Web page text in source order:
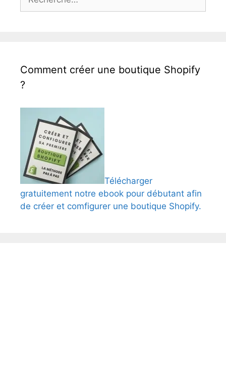
Comment créer une boutique Shopify
?
Télécharger
gratuitement notre ebook pour débutant afin
de créer et comfigurer une boutique Shopify.